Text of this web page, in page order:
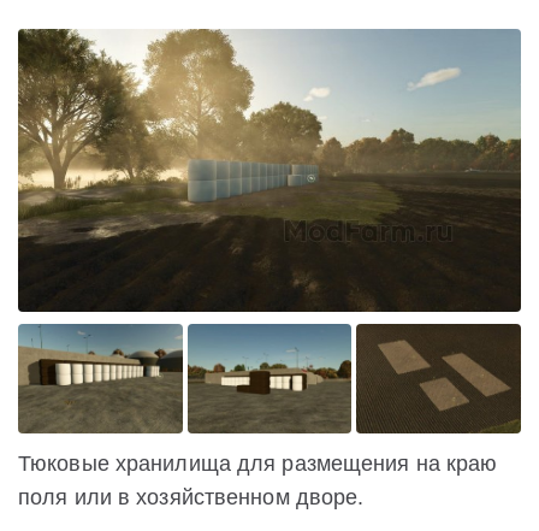
Тюковые хранилища для размещения на краю
поля или в хозяйственном дворе.